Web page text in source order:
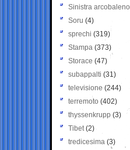
Sinistra arcobaleno
Soru (4)
sprechi (319)
Stampa (373)
Storace (47)
subappalti (31)
televisione(244)
terremoto (402)
thyssenkrupp (3)
Tibet(2)
tredicesima (3)